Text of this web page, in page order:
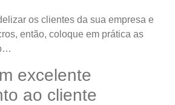
os clientes da sua empresa e
então, coloque em prática as
excelente
ao cliente